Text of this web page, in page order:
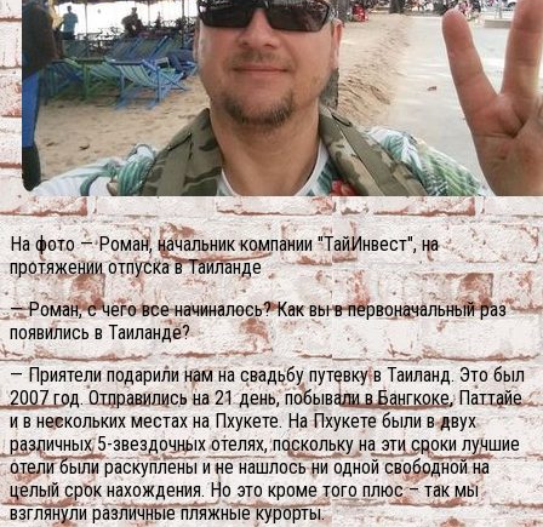
На фото — Роман, начальник компании "ТайИнвест", на
протяжении отпуска в Таиланде
— Роман, с чего все начиналось? Как вы в первоначальный раз
появились в Таиланде?
— Приятели подарили нам на свадьбу путевку в Таиланд. Это был
2007 год. Отправились на 21 день, побывали в Бангкоке, Паттайе
и в нескольких местах на Пхукете. На Пхукете были в двух
различных 5-звездочных отелях, поскольку на эти сроки лучшие
отели были раскуплены и не нашлось ни одной свободной на
целый срок нахождения.Но это кроме того плюс – так мы
взглянули различные пляжные курорты.